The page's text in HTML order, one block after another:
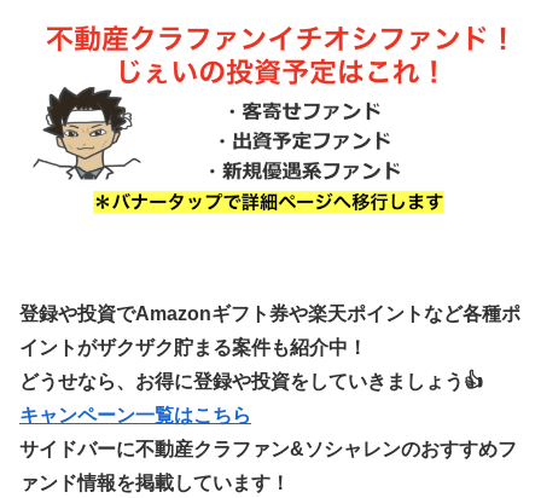
登録や投資でAmazonギフト券や楽天ポイントなど各種ポ
イントがザクザク貯まる案件も紹介中！
どうせなら、お得に登録や投資をしていきましょう👍
キャンペーン一覧はこちら
サイドバーに不動産クラファン&ソシャレンのおすすめフ
ァンド情報を掲載しています！